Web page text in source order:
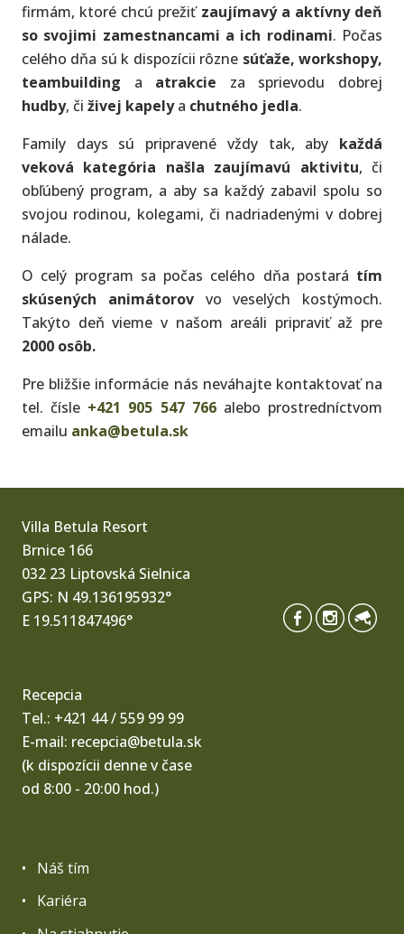
firmám, ktoré chcú prežiť zaujímavý a aktívny deň
so svojimi zamestnancami a ich rodinami. Počas
celého dňa sú k dispozícii rôzne súťaže, workshopy,
teambuilding a atrakcie za sprievodu dobrej
hudby, či živej kapelya chutného jedla.
Family days sú pripravené vždy tak, aby každá
veková kategória našla zaujímavú aktivitu, či
obľúbený program, a aby sa každý zabavil spolu so
svojou rodinou, kolegami, či nadriadenými v dobrej
nálade.
O celý program sa počas celého dňa postará tím
skúsených animátorovvo veselých kostýmoch.
Takýto deň vieme v našom areáli pripraviť až pre
2000 osôb.
Pre bližšie informácie nás neváhajte kontaktovať na
tel. čísle +421 905 547 766 alebo prostredníctvom
emailu anka@betula.sk
Villa Betula Resort
Brnice 166
032 23 Liptovská Sielnica
GPS: N 49.136195932°
E 19.511847496°
Recepcia
Tel.: +421 44 / 559 99 99
E-mail: recepcia@betula.sk
(k dispozícii denne v čase
od 8:00 - 20:00 hod.)
Náš tím
Kariéra